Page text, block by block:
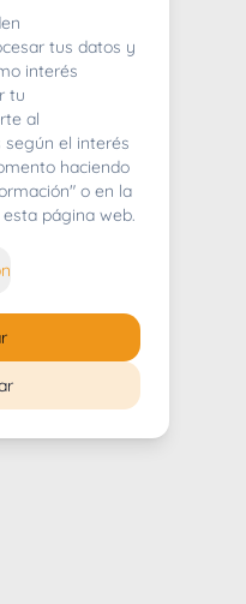
mucho.
tus datos y
interés
tu
al
el interés
haciendo
o en la
página web.